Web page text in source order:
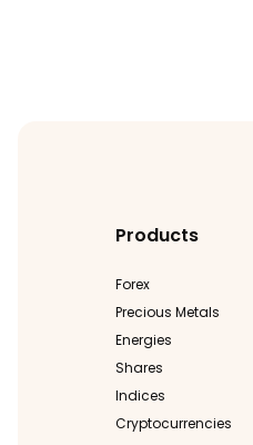
Products
Forex
Precious Metals
Energies
Shares
Indices
Cryptocurrencies